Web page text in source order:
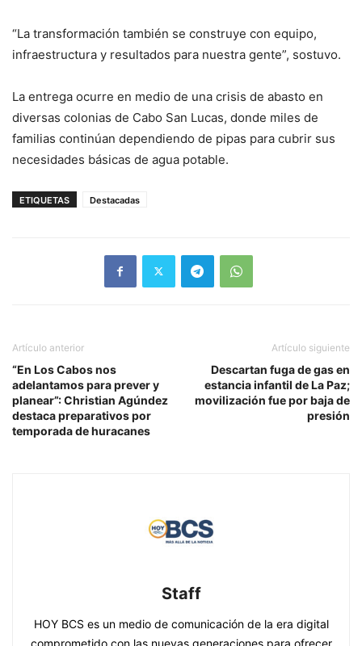
“La transformación también se construye con equipo,
infraestructura y resultados para nuestra gente”, sostuvo.
La entrega ocurre en medio de una crisis de abasto en
diversas colonias de Cabo San Lucas, donde miles de
familias continúan dependiendo de pipas para cubrir sus
necesidades básicas de agua potable.
ETIQUETAS Destacadas
Artículo anterior
“En Los Cabos nos
adelantamos para prever y
planear”: Christian Agúndez
destaca preparativos por
temporada de huracanes
Artículo siguiente
Descartan fuga de gas en
estancia infantil de La Paz;
movilización fue por baja de
presión
Staff
HOY BCS es un medio de comunicación de la era digital
comprometido con las nuevas generaciones para ofrecer